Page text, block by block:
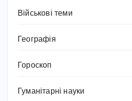
Військові теми
Географія
Гороскоп
Гуманітарні науки